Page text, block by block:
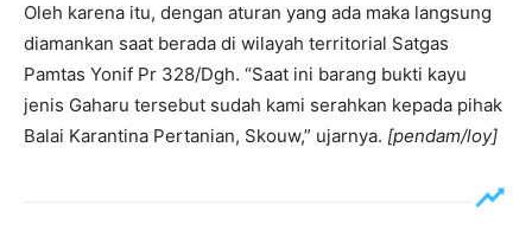
Oleh karena itu, dengan aturan yang ada maka langsung
diamankan saat berada di wilayah territorial Satgas
Pamtas Yonif Pr 328/Dgh. “Saat ini barang bukti kayu
jenis Gaharu tersebut sudah kami serahkan kepada pihak
Balai Karantina Pertanian, Skouw,” ujarnya. [pendam/loy]